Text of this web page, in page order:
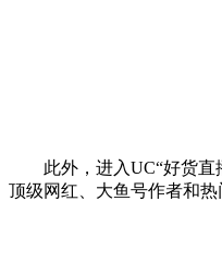
此外，进入UC“好货
顶级网红、大鱼号作者和